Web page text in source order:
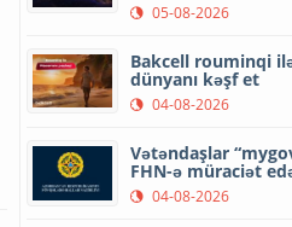
05-08-2026
Bakcell rouminqi
dünyanı kəşf et
04-08-2026
Vətəndaşlar
FHN-ə müraciət
04-08-2026